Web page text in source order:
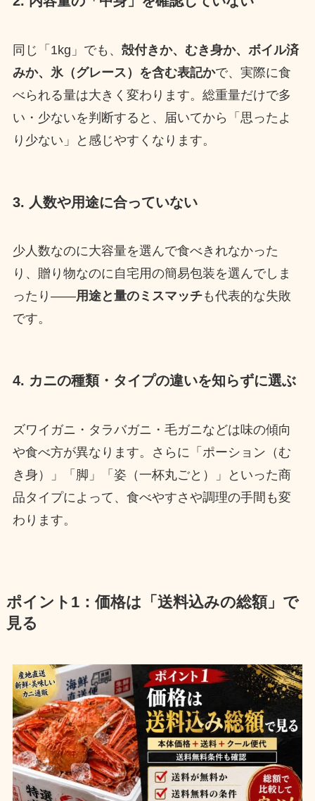
同じ「1kg」でも、 殻付きか、むき身か、ボイル済
みか、氷（グレース）を含む表記かで、実際に食
べられる量は大きく変わります。総重量だけで多
い・少ないを判断すると、届いてから「思ったよ
り少ない」と感じやすくなります。
3. 人数や用途に合っていない
少人数なのに大容量を選んで食べきれなかった
り、贈り物なのに自宅用の簡易包装を選んでしま
ったり——用途と量のミスマッチも代表的な失敗
です。
4. カニの種類・タイプの違いを知らずに選ぶ
ズワイガニ・タラバガニ・毛ガニなどは味の傾向
や食べ方が異なります。さらに「ポーション（む
き身）」「脚」「姿（一杯丸ごと）」といった商
品タイプによって、食べやすさや調理の手間も変
わります。
ポイント1：価格は「送料込みの総額」で
見る